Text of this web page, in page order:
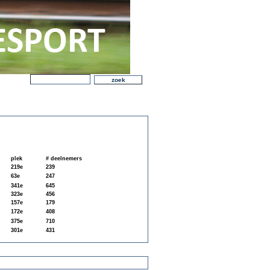
plek
# deelnemers
219e
239
63e
247
341e
645
323e
456
157e
179
172e
408
375e
710
301e 431